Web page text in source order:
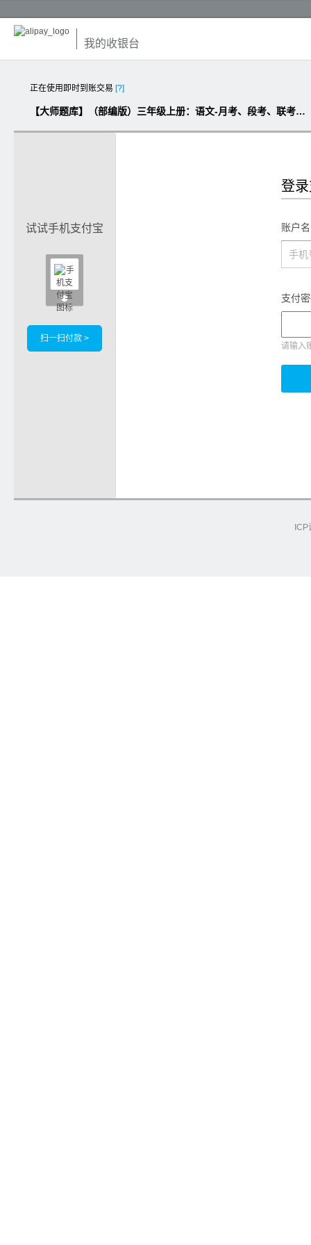
我的收银台
正在使用即时到账交易 [?]
【大师题库】（部编版）三年级上册：语文-月考、段考、联考、期中、期末试卷汇总
试试手机支付宝

扫一扫付款 >
登
账户
支付
请输入